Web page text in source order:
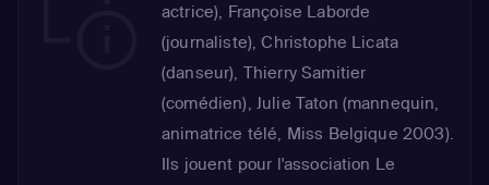
actrice), Françoise Laborde
(journaliste), Christophe Licata
(danseur), Thierry Samitier
(comédien), Julie Taton (mannequin,
animatrice télé, Miss Belgique 2003).
Ils jouent pour l'association Le